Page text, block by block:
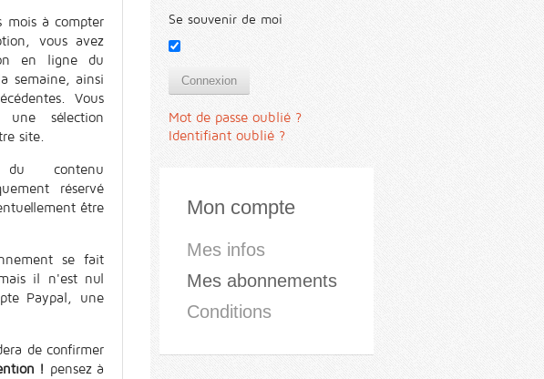
mois à compter
vous avez
en ligne du
semaine, ainsi
Vous
sélection
site.
contenu
réservé
être
se fait
il n'est nul
Paypal, une
de confirmer
! pensez à
Se souvenir de moi
Connexion
Mot de passe oublié ?
Identifiant oublié ?
Mon compte
Mes infos
Mes abonnements
Conditions